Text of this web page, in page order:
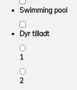
Swimming pool
Dyr tilladt
1
2